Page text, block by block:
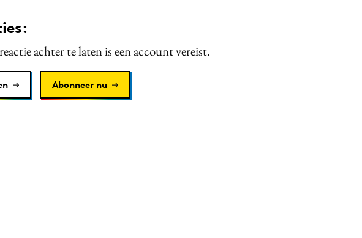
achter te laten is een account vereist.
Abonneer nu